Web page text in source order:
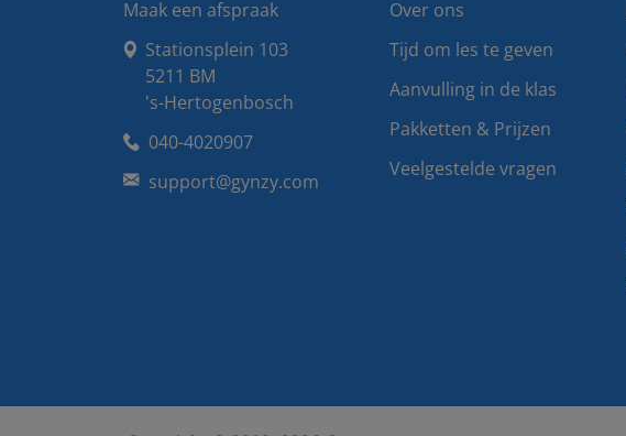
Maak een afspraak
Stationsplein 103
5211 BM
's-Hertogenbosch
040-4020907
support@gynzy.com
Over ons
Tijd om les te geven
Aanvulling in de klas
Pakketten & Prijzen
Veelgestelde vragen